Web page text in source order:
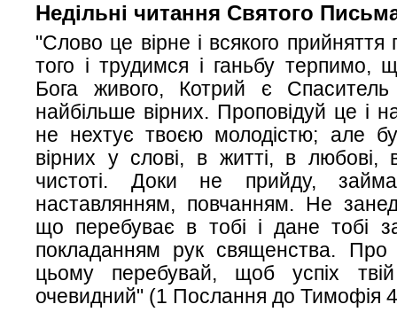
Недільні читання Святого
"Слово це вірне і всякого
того і трудимся і ганьбу терпимо,
Бога живого, Котрий є
найбільше вірних. Проповідуй це і
не нехтує твоєю молодістю; але
вірних у слові, в житті, в любові,
чистоті. Доки не прийду,
наставлянням, повчанням. Не
що перебуває в тобі і дане тобі
покладанням рук священства.
цьому перебувай, щоб успіх
очевидний" (1 Послання до Тимофія